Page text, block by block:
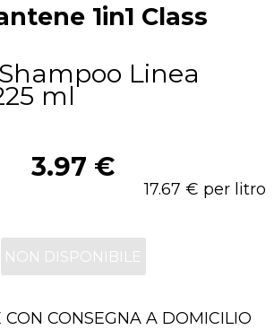
1in1 Class
Linea
ml
3.97 €
17.67 € per litro
NON DISPONIBILE
CON CONSEGNA A DOMICILIO